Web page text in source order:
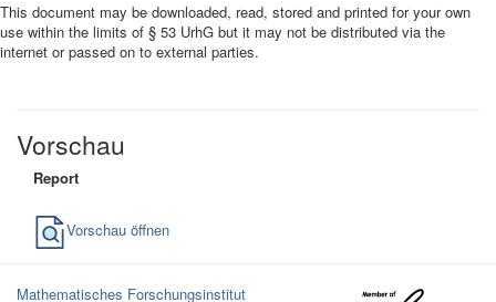
This document may be downloaded, read, stored and printed for your own
use within the limits of § 53 UrhG but it may not be distributed via the
internet or passed on to external parties.
Vorschau
Report
Vorschau öffnen
Mathematisches Forschungsinstitut